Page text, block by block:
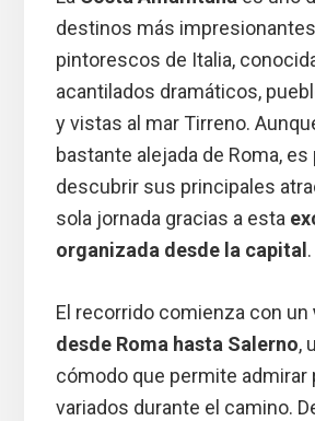
destinos más
pintorescos de Italia,
acantilados dramáticos,
y vistas al mar Tirreno.
bastante alejada de Roma, es
descubrir sus principales
sola jornada gracias a esta
organizada desde la capital .
El recorrido comienza con un
desde Roma hasta Salerno,
cómodo que permite admirar
variados durante el camino.